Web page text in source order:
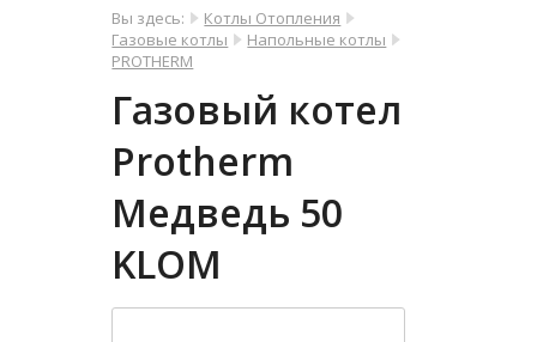
Вы здесь:
Котлы Отопления
Газовые котлы
Напольные котлы
PROTHERM
Газовый котел
Protherm
Медведь 50
KLOM